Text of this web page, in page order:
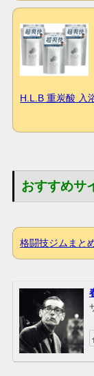
H.L.B 重炭酸 入
おすすめサ
格闘技ジムまと